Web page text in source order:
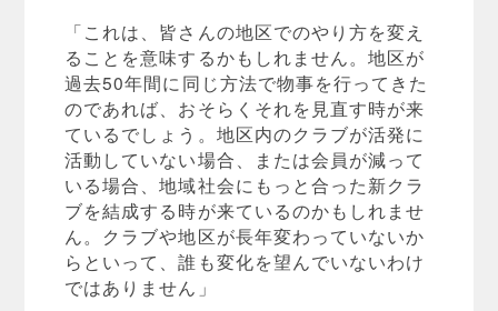
「これは、皆さんの地区でのやり方を変え
ることを意味するかもしれません。地区が
過去50年間に同じ方法で物事を行ってきた
のであれば、おそらくそれを見直す時が来
ているでしょう。地区内のクラブが活発に
活動していない場合、または会員が減って
いる場合、地域社会にもっと合った新クラ
ブを結成する時が来ているのかもしれませ
ん。クラブや地区が長年変わっていないか
らといって、誰も変化を望んでいないわけ
ではありません」